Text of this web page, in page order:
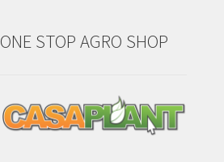
ONE STOP AGRO SHOP